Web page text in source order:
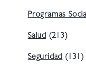
Programas
Salud (213)
Seguridad(131)